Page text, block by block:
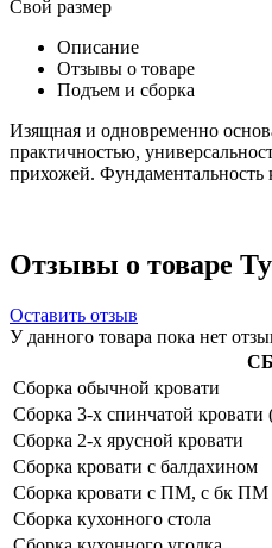
Свой размер
Описание
Отзывы о товаре
Подъем и сборка
Изящная и одновременно
практичностью,
прихожей. Фундаментальность
Отзывы о товаре
Оставить отзыв
У данного товара пока нет
Сборка обычной кровати
Сборка 3-х спинчатой кровати
Сборка 2-х ярусной кровати
Сборка кровати с балдахином
Сборка кровати с ПМ, с бк ПМ
Сборка кухонного стола